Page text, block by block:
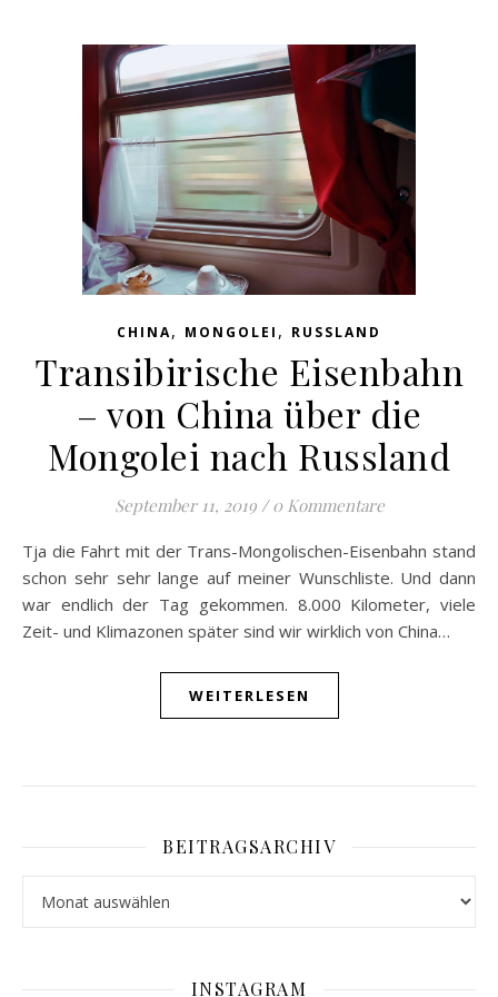
CHINA, MONGOLEI , RUSSLAND
Transibirische Eisenbahn
– von China über die
Mongolei nach Russland
September 11, 2019 / 0 Kommentare
Tja die Fahrt mit der Trans-Mongolischen-Eisenbahn stand
schon sehr sehr lange auf meiner Wunschliste. Und dann
war endlich der Tag gekommen. 8.000 Kilometer, viele
Zeit- und Klimazonen später sind wir wirklich von China…
WEITERLESEN
BEITRAGSARCHIV
INSTAGRAM